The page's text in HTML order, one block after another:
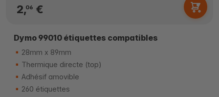
2,06 €
Dymo 99010 étiquettes compatibles
28mm x 89mm
Thermique directe (top)
Adhésif amovible
260 étiquettes